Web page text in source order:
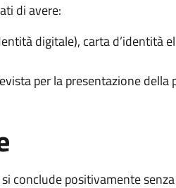
di avere:
digitale), carta d’identità
per la presentazione della
conclude positivamente senza